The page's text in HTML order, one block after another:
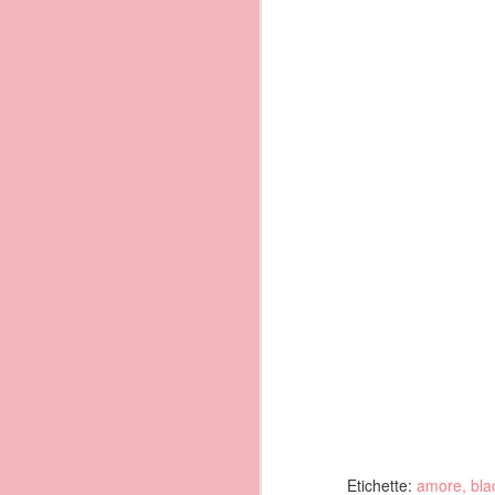
Etichette: amore
Sempre nei pressi di
intonavano dei canti con